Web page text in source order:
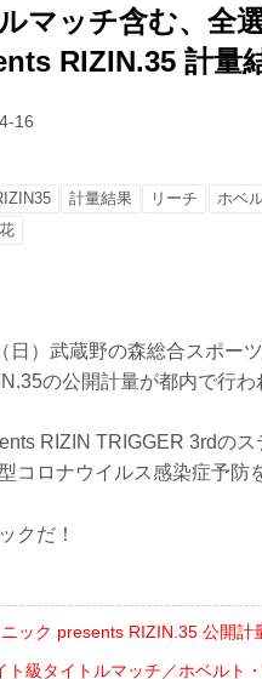
マッチ含む、全
RIZIN.35 計量
16
計量結果 リーチ ホベ
日）武蔵野の森総合スポー
の公開計量が都内で行わ
RIZIN TRIGGER 3rdの
コロナウイルス感染症予防
クだ！
ック presents RIZIN.35 公開計
ト級タイトルマッチ／ホベルト